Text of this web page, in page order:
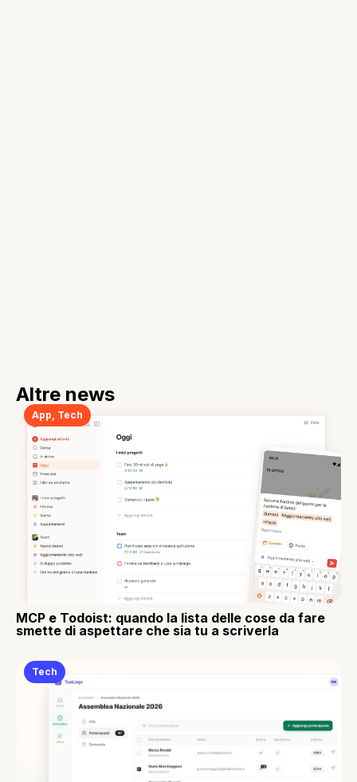
Altre news
App Tech
MCP e Todoist: quando la lista delle cose da fare
smette di aspettare che sia tu a scriverla
Tech